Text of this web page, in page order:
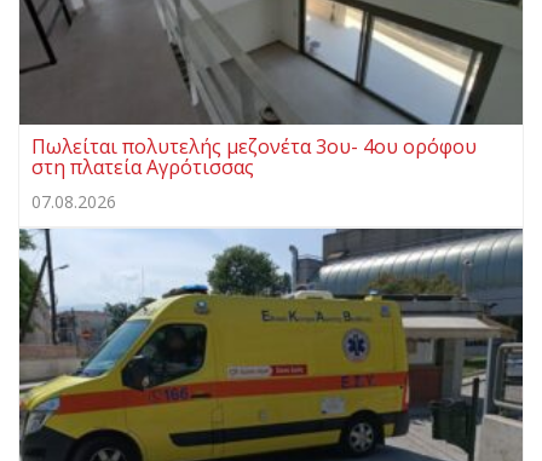
Πωλείται πολυτελής μεζονέτα 3ου- 4ου ορόφου
στη πλατεία Αγρότισσας
07.08.2026